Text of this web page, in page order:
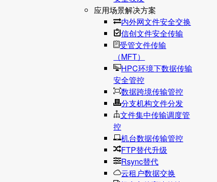
应用场景解决方案
内外网文件安全交换
信创文件安全传输
受管文件传输
（MFT）
HPC环境下数据传输
安全管控
数据跨境传输管控
分支机构文件分发
文件集中传输调度管
控
机台数据传输管控
FTP替代升级
Rsync替代
云租户数据交换